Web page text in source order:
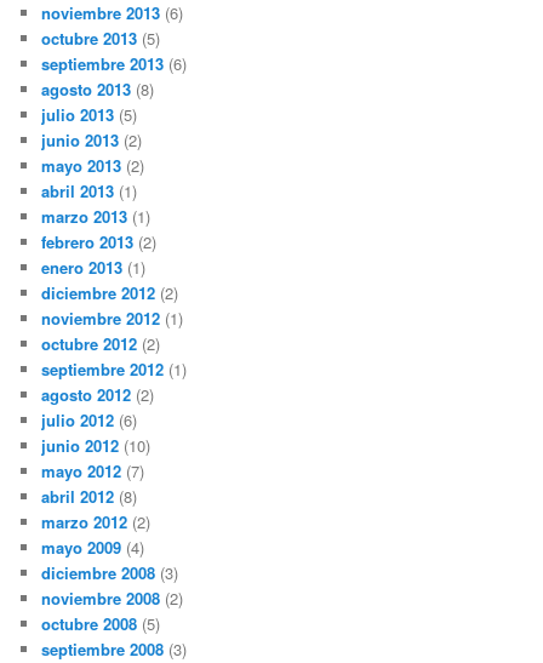
noviembre 2013 (6)
octubre 2013 (5)
septiembre 2013 (6)
agosto 2013 (8)
julio 2013 (5)
junio 2013 (2)
mayo 2013 (2)
abril 2013 (1)
marzo 2013 (1)
febrero 2013 (2)
enero 2013 (1)
diciembre 2012 (2)
noviembre 2012 (1)
octubre 2012 (2)
septiembre 2012 (1)
agosto 2012 (2)
julio 2012 (6)
junio 2012 (10)
mayo 2012 (7)
abril 2012 (8)
marzo 2012 (2)
mayo 2009 (4)
diciembre 2008 (3)
noviembre 2008 (2)
octubre 2008 (5)
septiembre 2008 (3)